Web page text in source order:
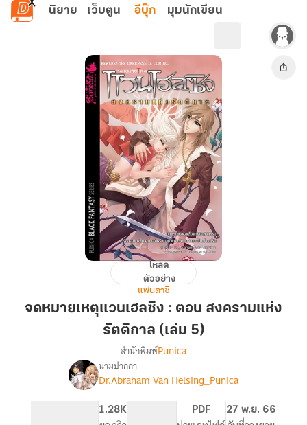
ข้ามไปยังเนื้อหาหลัก
นิยาย เว็บตูน อีบุ๊ก มุมนักเขียน
จดหมายเหตุ
เฮล
ซิง
สงคราม
แห่ง
รัตติกาล
(เล่ม
โหลด
ตัวอย่าง
แฟนตาซี
จดหมายเหตุแวนเฮลซิง : ตอน สงครามแห่ง
รัตติกาล (เล่ม 5)
จดหมายเหตุ
สำนักพิมพ์Punica
นามปากกา
Dr.Abraham Van Helsing_Punica
1.28K PDF 27 พ.ย. 66